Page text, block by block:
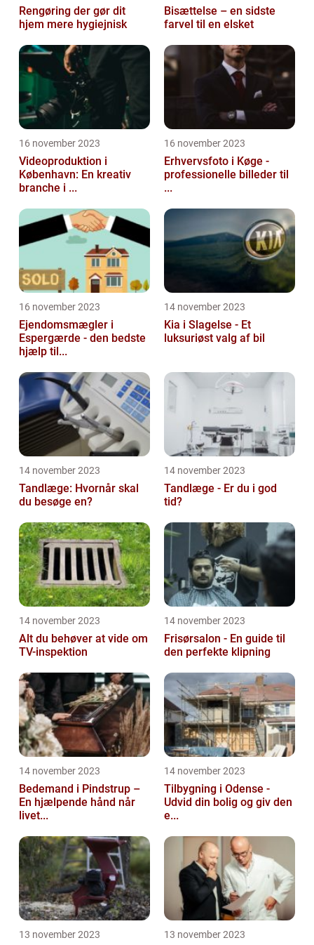
Rengøring der gør dit
hjem mere hygiejnisk
Bisættelse – en sidste
farvel til en elsket
16 november 2023
Videoproduktion i
København: En kreativ
branche i ...
16 november 2023
Erhvervsfoto i Køge -
professionelle billeder til
...
16 november 2023
Ejendomsmægler i
Espergærde - den bedste
hjælp til...
14 november 2023
Kia i Slagelse - Et
luksuriøst valg af bil
14 november 2023
Tandlæge: Hvornår skal
du besøge en?
14 november 2023
Tandlæge - Er du i god
tid?
14 november 2023
Alt du behøver at vide om
TV-inspektion
14 november 2023
Frisørsalon - En guide til
den perfekte klipning
14 november 2023
Bedemand i Pindstrup –
En hjælpende hånd når
livet...
14 november 2023
Tilbygning i Odense -
Udvid din bolig og giv den
e...
13 november 2023 13 november 2023